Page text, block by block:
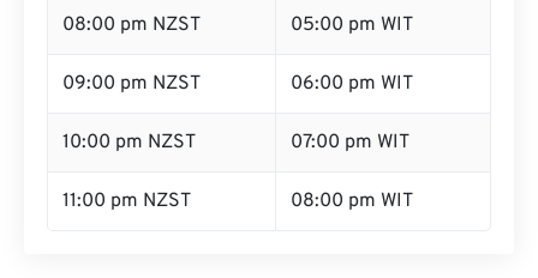
08:00 pm NZST 05:00 pm WIT
09:00 pm NZST 06:00 pm WIT
10:00 pm NZST 07:00 pm WIT
11:00 pm NZST 08:00 pm WIT